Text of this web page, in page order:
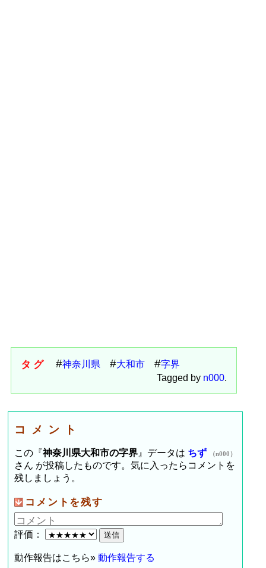
タグ 神奈川県 大和市
字界
Tagged by n000.
コメント
この『神奈川県大和市の字界 』データは ちず （n000）
さん が投稿したものです。気に入ったらコメントを
残しましょう。
コメントを残す
評価：
動作報告はこちら»動作報告する